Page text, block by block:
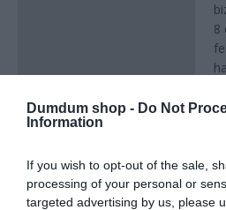
Dumdum shop - Do Not
Information
If you wish to opt-out of the sale,
processing of your personal or
targeted advertising by us, please
8